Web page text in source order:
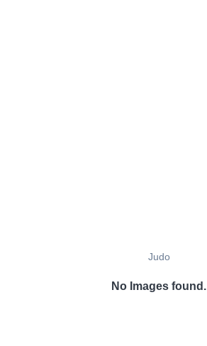
Judo
No Images found.